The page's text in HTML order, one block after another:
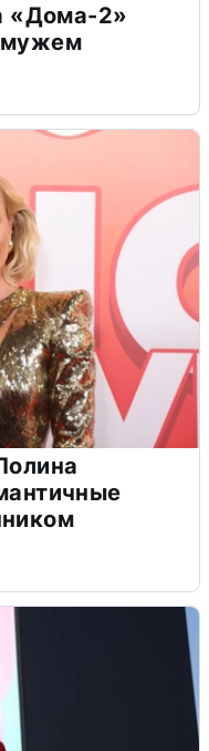
«Дома-2»
мужем